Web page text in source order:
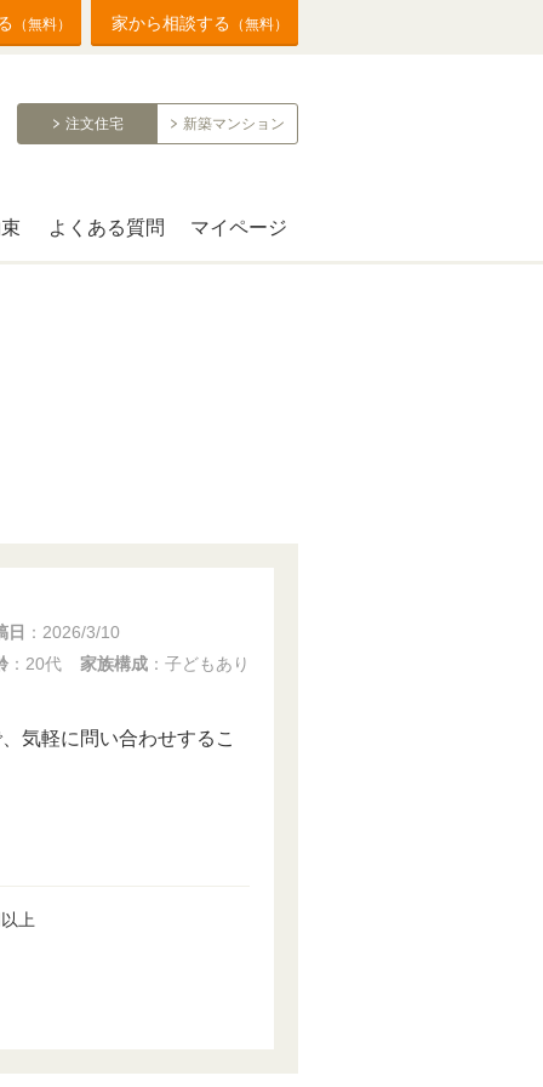
（無料） 家から相談する （無料）
注文住宅 新築マンション
よくある質問 マイページ
日 ： 2026/3/10
：20代 家族構成 ：子どもあり
気軽に問い合わせするこ
上